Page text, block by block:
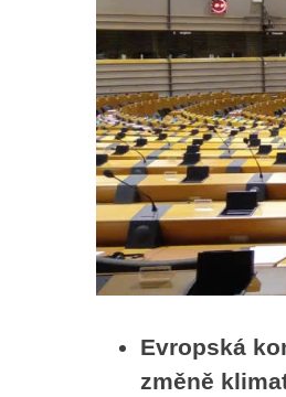
Evropská
změně